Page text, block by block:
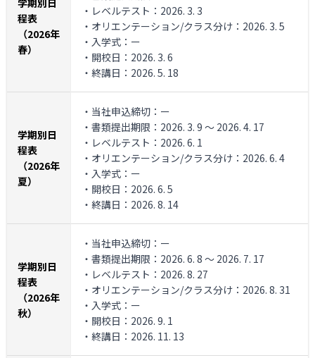
程表
（2026年
春）
・レベルテスト：2026. 3. 3
・オリエンテーション/クラス分け：2026. 3. 5
・入学式：ー
・開校日：2026. 3. 6
・終講日：2026. 5. 18
学期別日
程表
（2026年
夏）
・当社申込締切：ー
・書類提出期限：2026. 3. 9 ～ 2026. 4. 17
・レベルテスト：2026. 6. 1
・オリエンテーション/クラス分け：2026. 6. 4
・入学式：ー
・開校日：2026. 6. 5
・終講日：2026. 8. 14
学期別日
程表
（2026年
秋）
・当社申込締切：ー
・書類提出期限：2026. 6. 8 ～ 2026. 7. 17
・レベルテスト：2026. 8. 27
・オリエンテーション/クラス分け：2026. 8. 31
・入学式：ー
・開校日：2026. 9. 1
・終講日：2026. 11. 13